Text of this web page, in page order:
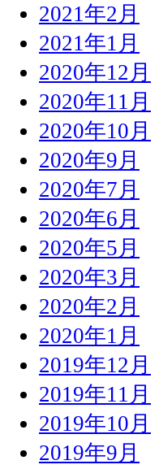
2021年2月
2021年1月
2020年12月
2020年11月
2020年10月
2020年9月
2020年7月
2020年6月
2020年5月
2020年3月
2020年2月
2020年1月
2019年12月
2019年11月
2019年10月
2019年9月